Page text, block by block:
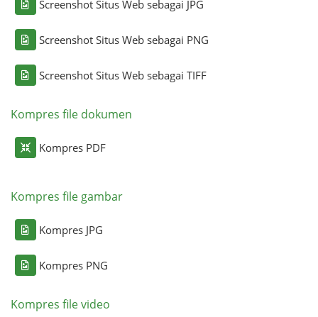
Screenshot Situs Web sebagai JPG
Screenshot Situs Web sebagai PNG
Screenshot Situs Web sebagai TIFF
Kompres file dokumen
Kompres PDF
Kompres file gambar
Kompres JPG
Kompres PNG
Kompres file video